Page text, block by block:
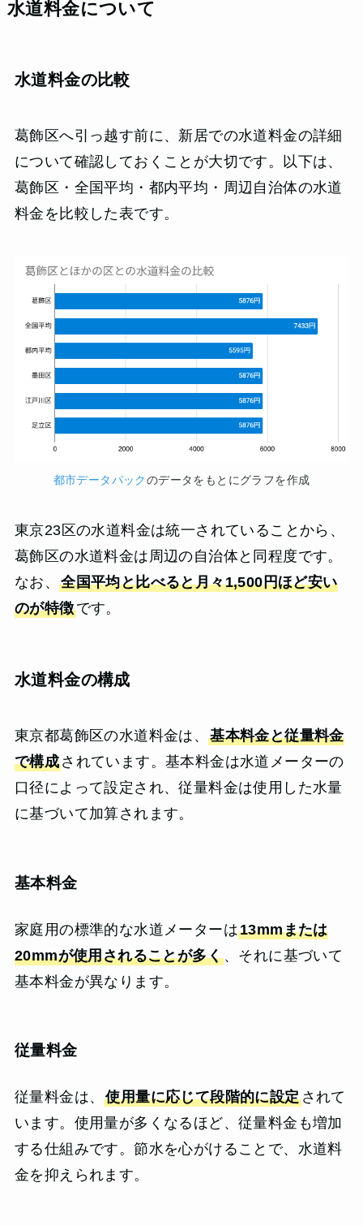
水道料金について
水道料金の比較
葛飾区へ引っ越す前に、新居での水道料金の詳細
について確認しておくことが大切です。以下は、
葛飾区・全国平均・都内平均・周辺自治体の水道
料金を比較した表です。
都市データパックのデータをもとにグラフを作成
東京23区の水道料金は統一されていることから、
葛飾区の水道料金は周辺の自治体と同程度です。
なお、全国平均と比べると月々1,500円ほど安い
のが特徴です。
水道料金の構成
東京都葛飾区の水道料金は、基本料金と従量料金
で構成されています。基本料金は水道メーターの
口径によって設定され、従量料金は使用した水量
に基づいて加算されます。
基本料金
家庭用の標準的な水道メーターは13mmまたは
20mmが使用されることが多く、それに基づいて
基本料金が異なります。
従量料金
従量料金は、使用量に応じて段階的に設定されて
います。使用量が多くなるほど、従量料金も増加
する仕組みです。節水を心がけることで、水道料
金を抑えられます。